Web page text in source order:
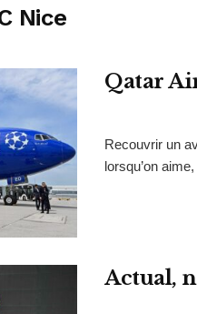
Nice
Qatar
Recouvrir un
lorsqu’on
Actual,